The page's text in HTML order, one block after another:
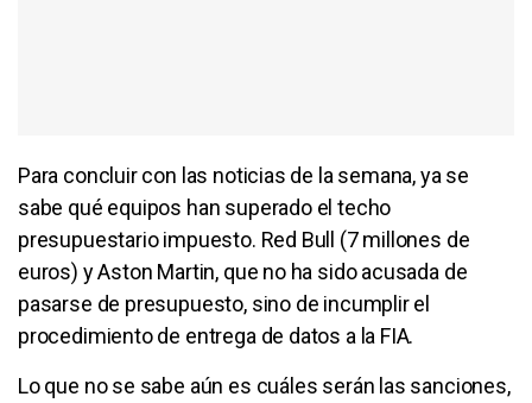
Para concluir con las noticias de la semana, ya se
sabe qué equipos han superado el techo
presupuestario impuesto. Red Bull (7 millones de
euros) y Aston Martin, que no ha sido acusada de
pasarse de presupuesto, sino de incumplir el
procedimiento de entrega de datos a la FIA.
Lo que no se sabe aún es cuáles serán las sanciones,